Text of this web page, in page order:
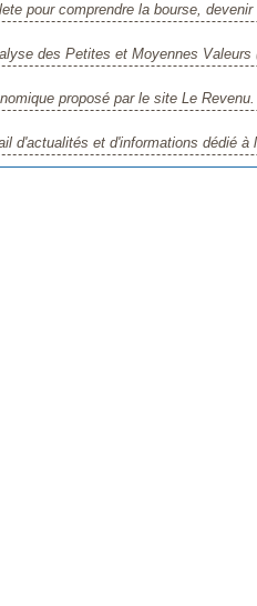
pour comprendre la bourse,
des Petites et Moyennes
proposé par le site Le Revenu.
d'actualités et d'informations dédié à